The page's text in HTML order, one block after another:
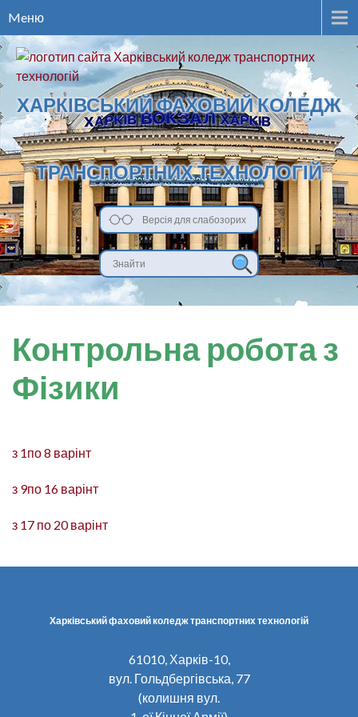
Meню
ХАРКІВСЬКИЙ ФАХОВИЙ КОЛЕДЖ
ТРАНСПОРТНИХ ТЕХНОЛОГІЙ
Версія для слабозорих
Контрольна робота з
Фізики
з 1по 8 варінт
з 9по 16 варінт
з 17 по 20 варінт
Харківський фаховий коледж транспортних технологій
61010, Харків-10,
вул. Гольдбергівська, 77
(колишня вул.